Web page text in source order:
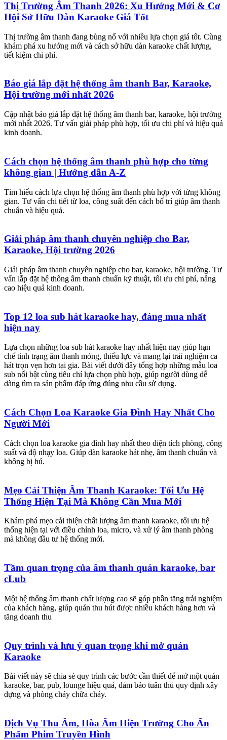
Thị Trường Âm Thanh 2026: Xu Hướng Mới & Cơ
Hội Sở Hữu Dàn Karaoke Giá Tốt
Thị trường âm thanh đang bùng nổ với nhiều lựa chọn giá tốt. Cùng
khám phá xu hướng mới và cách sở hữu dàn karaoke chất lượng,
tiết kiệm chi phí.
Báo giá lắp đặt hệ thống âm thanh Bar, Karaoke,
Hội trường mới nhất 2026
Cập nhật báo giá lắp đặt hệ thống âm thanh bar, karaoke, hội trường
mới nhất 2026. Tư vấn giải pháp phù hợp, tối ưu chi phí và hiệu quả
kinh doanh.
Cách chọn hệ thống âm thanh phù hợp cho từng
không gian | Hướng dẫn A-Z
Tìm hiểu cách lựa chọn hệ thống âm thanh phù hợp với từng không
gian. Tư vấn chi tiết từ loa, công suất đến cách bố trí giúp âm thanh
chuẩn và hiệu quả.
Giải pháp âm thanh chuyên nghiệp cho Bar,
Karaoke, Hội trường 2026
Giải pháp âm thanh chuyên nghiệp cho bar, karaoke, hội trường. Tư
vấn lắp đặt hệ thống âm thanh chuẩn kỹ thuật, tối ưu chi phí, nâng
cao hiệu quả kinh doanh.
Top 12 loa sub hát karaoke hay, đáng mua nhất
hiện nay
Lựa chọn những loa sub hát karaoke hay nhất hiện nay giúp hạn
chế tình trạng âm thanh mỏng, thiếu lực và mang lại trải nghiệm ca
hát trọn vẹn hơn tại gia. Bài viết dưới đây tổng hợp những mẫu loa
sub nổi bật cùng tiêu chí lựa chọn phù hợp, giúp người dùng dễ
dàng tìm ra sản phẩm đáp ứng đúng nhu cầu sử dụng.
Cách Chọn Loa Karaoke Gia Đình Hay Nhất Cho
Người Mới
Cách chọn loa karaoke gia đình hay nhất theo diện tích phòng, công
suất và độ nhạy loa. Giúp dàn karaoke hát nhẹ, âm thanh chuẩn và
không bị hú.
Mẹo Cải Thiện Âm Thanh Karaoke: Tối Ưu Hệ
Thống Hiện Tại Mà Không Cần Mua Mới
Khám phá mẹo cải thiện chất lượng âm thanh karaoke, tối ưu hệ
thống hiện tại với điều chỉnh loa, micro, và xử lý âm thanh phòng
mà không đầu tư hệ thống mới.
Tầm quan trọng của âm thanh quán karaoke, bar
cLub
Một hệ thống âm thanh chất lượng cao sẽ góp phần tăng trải nghiệm
của khách hàng, giúp quán thu hút được nhiều khách hàng hơn và
tăng doanh thu
Quy trình và lưu ý quan trọng khi mở quán
Karaoke
Bài viết này sẽ chia sẻ quy trình các bước cần thiết để mở một quán
karaoke, bar, pub, lounge hiệu quả, đảm bảo tuân thủ quy định xây
dựng và phòng cháy chữa cháy.
Dịch Vụ Thu Âm, Hòa Âm Hiện Trường Cho Ấn
Phẩm Phim Truyền Hình